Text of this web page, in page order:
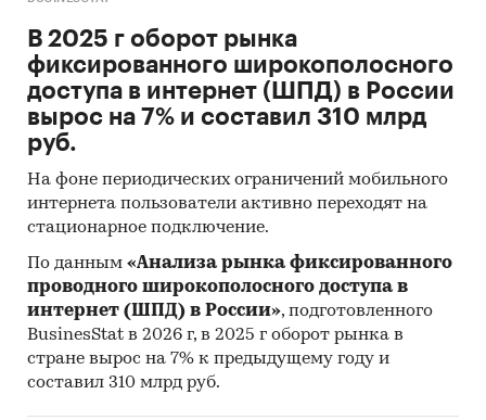
В 2025 г оборот рынка
фиксированного широкополосного
доступа в интернет (ШПД) в России
вырос на 7% и составил 310 млрд
руб.
На фоне периодических ограничений мобильного
интернета пользователи активно переходят на
стационарное подключение.
По данным «Анализа рынка фиксированного
проводного широкополосного доступа в
интернет (ШПД) в России», подготовленного
BusinesStat в 2026 г, в 2025 г оборот рынка в
стране вырос на 7% к предыдущему году и
составил 310 млрд руб.